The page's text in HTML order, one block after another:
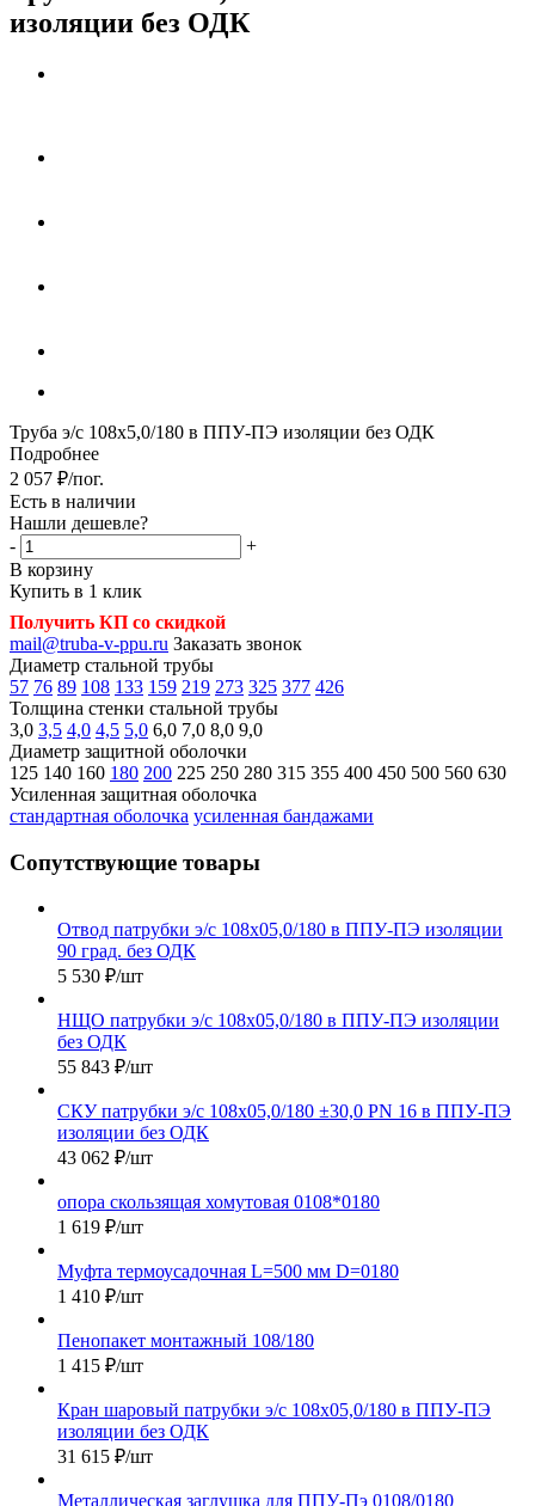
изоляции без ОДК
Труба э/с 108х5,0/180 в ППУ-ПЭ изоляции без ОДК
Подробнее
2 057 ₽/пог.
Есть в наличии
Нашли дешевле?
-
+
В корзину
Купить в 1 клик
Получить КП со скидкой
mail@truba-v-ppu.ru Заказать звонок
Диаметр стальной трубы
57 76 89 108 133 159 219 273 325 377 426
Толщина стенки стальной трубы
3,0 3,5 4,0 4,5 5,0 6,0 7,0 8,0 9,0
Диаметр защитной оболочки
125 140 160 180 200 225 250 280 315 355 400 450 500 560 630
Усиленная защитная оболочка
стандартная оболочка усиленная бандажами
Сопутствующие товары
Отвод патрубки э/с 108х05,0/180 в ППУ-ПЭ изоляции
90 град. без ОДК
5 530 ₽/шт
НЩО патрубки э/с 108х05,0/180 в ППУ-ПЭ изоляции
без ОДК
55 843 ₽/шт
СКУ патрубки э/с 108х05,0/180 ±30,0 PN 16 в ППУ-ПЭ
изоляции без ОДК
43 062 ₽/шт
опора скользящая хомутовая 0108*0180
1 619 ₽/шт
Муфта термоусадочная L=500 мм D=0180
1 410 ₽/шт
Пенопакет монтажный 108/180
1 415 ₽/шт
Кран шаровый патрубки э/с 108х05,0/180 в ППУ-ПЭ
изоляции без ОДК
31 615 ₽/шт
Металлическая заглушка для ППУ-Пэ 0108/0180